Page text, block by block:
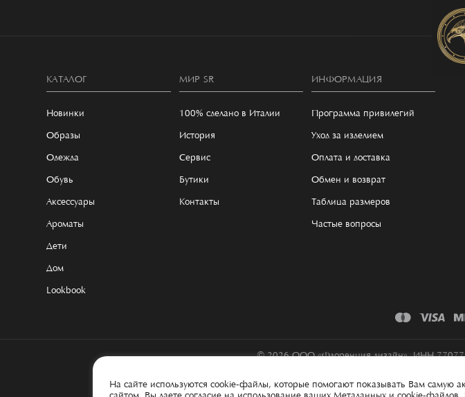
На сайте используются cookie-файлы, которые помогают показывать Вам самую
КАТАЛОГ
Новинки
Образы
Одежда
Обувь
Аксессуары
Ароматы
Дети
Дом
Lookbook
МИР SR
100% сделано в Италии
История
Сервис
Бутики
Контакты
ИНФОРМАЦИЯ
Программа привилегий
Уход за изделием
Оплата и доставка
Обмен и возврат
Таблица размеров
Частые вопросы
© 2026 ООО «Флоренция дизайн», ИНН